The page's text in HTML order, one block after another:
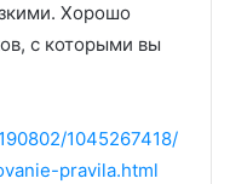
Хорошо
с которыми вы
1045267418/
pravila.html